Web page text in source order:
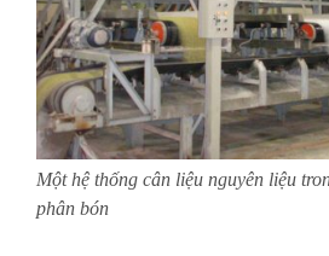
Một hệ thống cân liệu nguyên liệu
phân bón